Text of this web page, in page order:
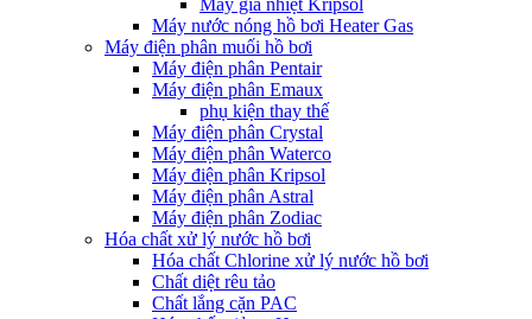
Máy gia nhiệt Kripsol
Máy nước nóng hồ bơi Heater Gas
Máy điện phân muối hồ bơi
Máy điện phân Pentair
Máy điện phân Emaux
phụ kiện thay thế
Máy điện phân Crystal
Máy điện phân Waterco
Máy điện phân Kripsol
Máy điện phân Astral
Máy điện phân Zodiac
Hóa chất xử lý nước hồ bơi
Hóa chất Chlorine xử lý nước hồ bơi
Chất diệt rêu tảo
Chất lắng cặn PAC